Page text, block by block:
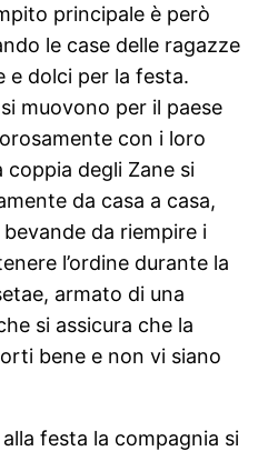
principale è però
le case delle ragazze
e dolci per la festa.
muovono per il paese
con i loro
coppia degli Zane si
da casa a casa,
da riempire i
l’ordine durante la
armato di una
si assicura che la
bene e non vi siano
festa la compagnia si